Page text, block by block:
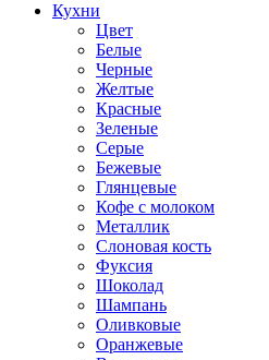
Кухни
Цвет
Белые
Черные
Желтые
Красные
Зеленые
Серые
Бежевые
Глянцевые
Кофе с молоком
Металлик
Слоновая кость
Фуксия
Шоколад
Шампань
Оливковые
Оранжевые